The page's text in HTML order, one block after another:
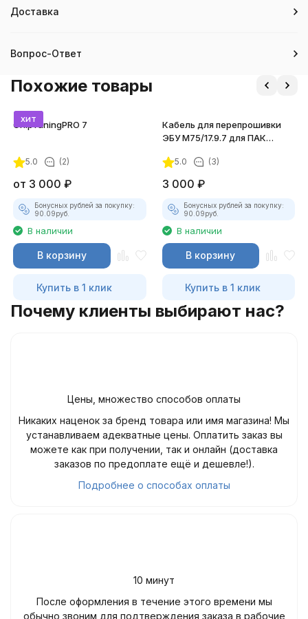
Доставка
Вопрос-Ответ
Похожие товары
хит
ChipTuningPRO 7
5.0 (2)
от 3 000 ₽
Бонусных рублей за покупку:
90.09руб.
В наличии
В корзину
Купить в 1 клик
Кабель для перепрошивки
ЭБУ М75/17.9.7 для ПАК
5.0 (3)
3 000 ₽
Бонусных рублей за покупку:
90.09руб.
В наличии
В корзину
Купить в 1 клик
Почему клиенты выбирают нас?
Цены, множество способов оплаты
Никаких наценок за бренд товара или имя магазина! Мы
устанавливаем адекватные цены. Оплатить заказ вы
можете как при получении, так и онлайн (доставка
заказов по предоплате ещё и дешевле!).
Подробнее о способах оплаты
10 минут
После оформления в течение этого времени мы
обычно звоним для подтверждения заказа в рабочие